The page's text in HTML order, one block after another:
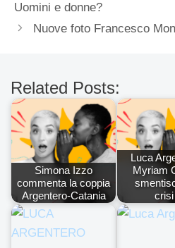
Uomini e donne?
Nuove foto Francesco
Related Posts:
Simona Izzo
commenta la coppia
Argentero-Catania
Luca
Myriam